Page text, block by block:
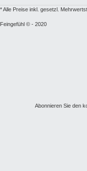
Abonnieren Sie den
* Alle Preise inkl. gesetzl.
Feingefühl © - 2020